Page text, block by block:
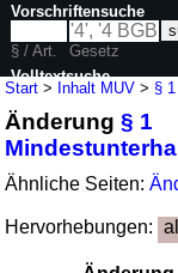
Start > Inhalt MUV > § 1
Änderung§ 1
Ähnliche Seiten:
Hervorhebungen:
Vorschriftensuche
§ / Art.
Gesetz
Volltextsuche
nur in MUV